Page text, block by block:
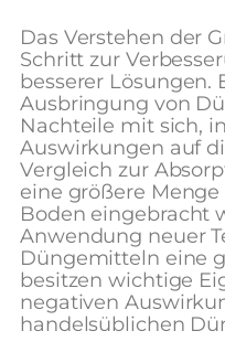
Das Verstehen der
Schritt zur
besserer Lösungen.
Ausbringung von
Nachteile mit sich,
Auswirkungen auf
Vergleich zur
eine größere
Boden eingebracht
Anwendung neuer
Düngemitteln eine
besitzen wichtige
negativen
handelsüblichen